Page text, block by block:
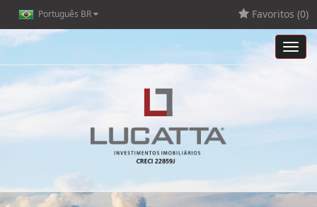
Português BR Favoritos (0)